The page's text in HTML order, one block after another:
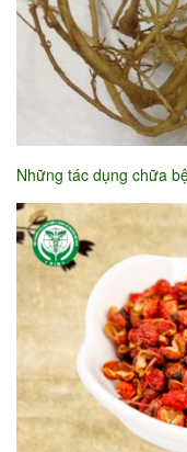
Những tác dụng chữa